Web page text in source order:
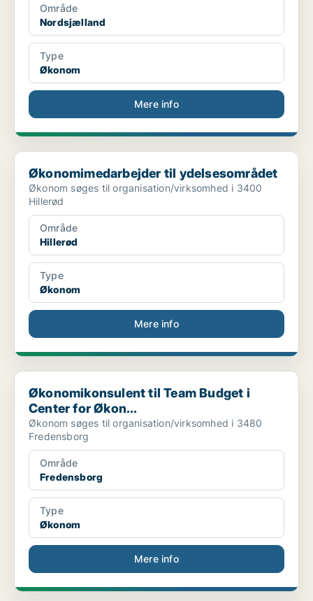
Område
Nordsjælland
Type
Økonom
Mere info
Økonomimedarbejder til ydelsesområdet
Økonomimedarbejder til ydelsesområdet
Økonom søges til organisation/virksomhed i 3400
Hillerød
Område
Hillerød
Type
Økonom
Mere info
Økonomikonsulent til Team Budget i Center for Økon...
Økonomikonsulent til Team Budget i
Center for Økon...
Økonom søges til organisation/virksomhed i 3480
Fredensborg
Område
Fredensborg
Type
Økonom
Mere info